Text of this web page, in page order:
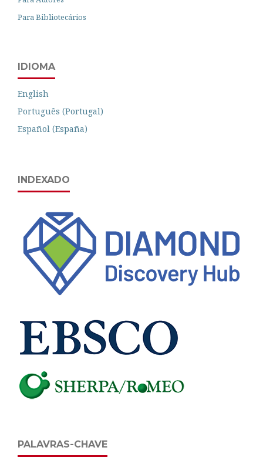
Para Bibliotecários
IDIOMA
English
Português (Portugal)
Español (España)
INDEXADO
PALAVRAS-CHAVE